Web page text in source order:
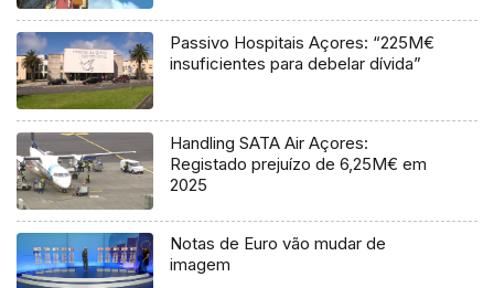
Passivo Hospitais Açores: “225M€
insuficientes para debelar dívida”
Handling SATA Air Açores:
Registado prejuízo de 6,25M€ em
2025
Notas de Euro vão mudar de
imagem